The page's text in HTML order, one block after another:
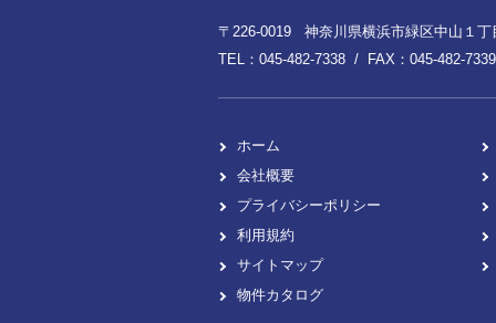
〒226-0019 神奈川県横浜市緑区中山１丁
TEL：045-482-7338 / FAX：045-482-7339
ホーム
会社概要
プライバシーポリシー
利用規約
サイトマップ
物件カタログ